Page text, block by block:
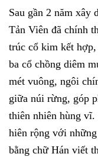
Sau gần 2 năm
Tản Viên đã chính
trúc cổ kim kết
ba cổ chồng diêm
mét vuông, ngôi
giữa núi rừng, góp
thiên nhiên hùng
hiên rộng với
bằng chữ Hán viết